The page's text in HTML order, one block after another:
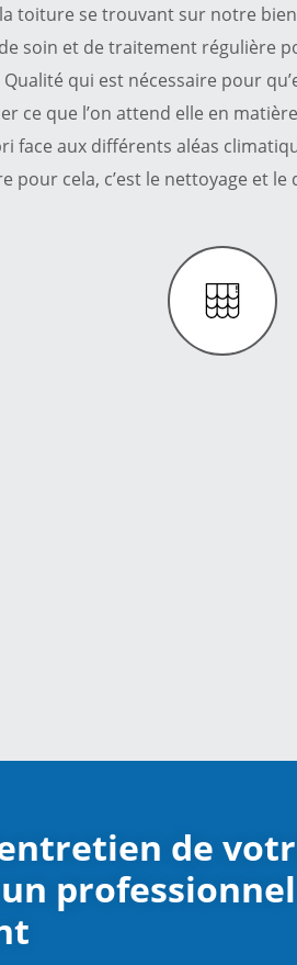
toiture se trouvant sur notre
soin et de traitement régulière
qui est nécessaire pour
ce que l’on attend elle en
face aux différents aléas
pour cela, c’est le nettoyage et le
de
professionnel